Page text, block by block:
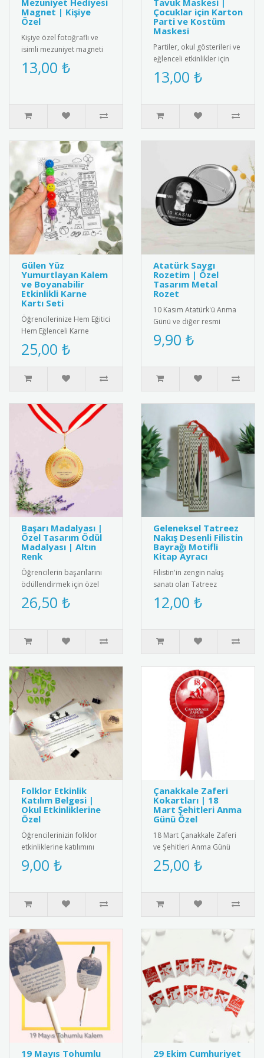
Mezuniyet Hediyesi
Magnet | Kişiye
Özel
Kişiye özel fotoğraflı ve
isimli mezuniyet magneti
ile mezuniyet anını anlamlı
bir hediyeyle ölümsüz..
13,00 ₺
Tavuk Maskesi |
Çocuklar için Karton
Parti ve Kostüm
Maskesi
Partiler, okul gösterileri ve
eğlenceli etkinlikler için
tasarlanmış sevimli tavuk
maskesi! Çocuklar..
13,00 ₺
Gülen Yüz
Yumurtlayan Kalem
ve Boyanabilir
Etkinlikli Karne
Kartı Seti
Öğrencilerinize Hem Eğitici
Hem Eğlenceli Karne
Hediyesi: Gülen Yüz
Yumurtlayan Kalem ve
İnteraktif ..
25,00 ₺
Atatürk Saygı
Rozetim | Özel
Tasarım Metal
Rozet
10 Kasım Atatürk'ü Anma
Günü ve diğer resmi
törenler için özel olarak
tasarlanmış metal saygı
9,90 ₺
Başarı Madalyası |
Özel Tasarım Ödül
Madalyası | Altın
Renk
Öğrencilerin başarılarını
ödüllendirmek için özel
tasarım altın renkli başarı
madalyası. Kaliteli me..
26,50 ₺
Geleneksel Tatreez
Nakış Desenli Filistin
Bayrağı Motifli
Kitap Ayracı
Filistin'in zengin nakış
sanatı olan Tatreez
motiflerinin ve ulusal
kimliğin sembolü Filistin
12,00 ₺
Folklor Etkinlik
Katılım Belgesi |
Okul Etkinliklerine
Özel
Öğrencilerinizin folklor
etkinliklerine katılımını
belgelemek için şık ve
anlamlı bir belge! Renkli ..
9,00 ₺
Çanakkale Zaferi
Kokartları | 18
Mart Şehitleri Anma
Günü Özel
18 Mart Çanakkale Zaferi
ve Şehitleri Anma Günü
için özel tasarlanmış
kaliteli kokart seti.
25,00 ₺
19 Mayıs Tohumlu
29 Ekim Cumhuriyet